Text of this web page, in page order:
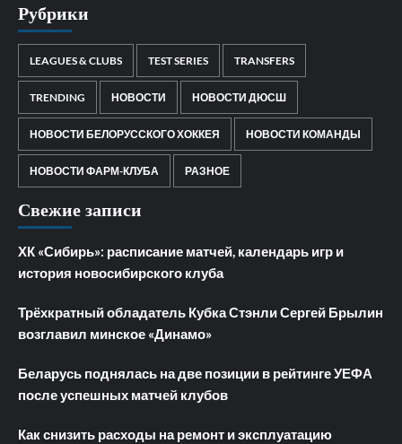
Рубрики
LEAGUES & CLUBS TEST SERIES TRANSFERS
TRENDING НОВОСТИ НОВОСТИ ДЮСШ
НОВОСТИ БЕЛОРУССКОГО ХОККЕЯ НОВОСТИ КОМАНДЫ
НОВОСТИ ФАРМ-КЛУБА РАЗНОЕ
Свежие записи
ХК «Сибирь»: расписание матчей, календарь игр и
история новосибирского клуба
Трёхкратный обладатель Кубка Стэнли Сергей Брылин
возглавил минское «Динамо»
Беларусь поднялась на две позиции в рейтинге УЕФА
после успешных матчей клубов
Как снизить расходы на ремонт и эксплуатацию